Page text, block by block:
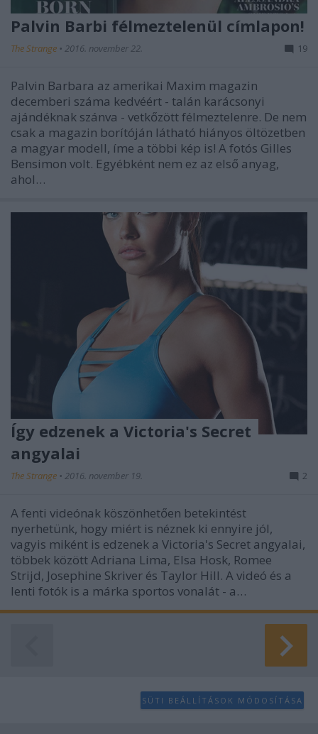
Palvin Barbi félmeztelenül címlapon!
The Strange • 2016. november 22. 19
Palvin Barbara az amerikai Maxim magazin
decemberi száma kedvéért - talán karácsonyi
ajándéknak szánva - vetkőzött félmeztelenre. De nem
csak a magazin borítóján látható hiányos öltözetben
a magyar modell, íme a többi kép is! A fotós Gilles
Bensimon volt. Egyébként nem ez az első anyag,
ahol…
Így edzenek a Victoria's Secret
angyalai
The Strange • 2016. november 19. 2
A fenti videónak köszönhetően betekintést
nyerhetünk, hogy miért is néznek ki ennyire jól,
vagyis miként is edzenek a Victoria's Secret angyalai,
többek között Adriana Lima, Elsa Hosk, Romee
Strijd, Josephine Skriver és Taylor Hill. A videó és a
lenti fotók is a márka sportos vonalát - a…
SÜTI BEÁLLÍTÁSOK MÓDOSÍTÁSA